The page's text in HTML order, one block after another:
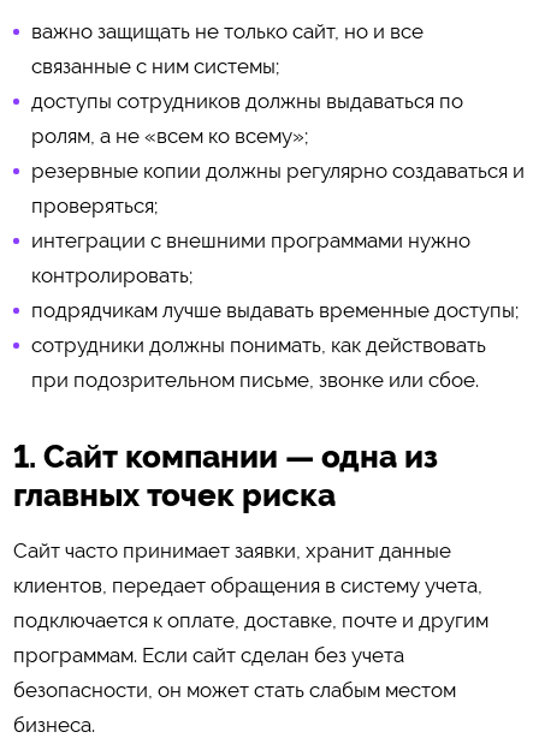
важно защищать не только сайт, но и все
связанные с ним системы;
доступы сотрудников должны выдаваться по
ролям, а не «всем ко всему»;
резервные копии должны регулярно создаваться и
проверяться;
интеграции с внешними программами нужно
контролировать;
подрядчикам лучше выдавать временные доступы;
сотрудники должны понимать, как действовать
при подозрительном письме, звонке или сбое.
1. Сайт компании — одна из
главных точек риска
Сайт часто принимает заявки, хранит данные
клиентов, передает обращения в систему учета,
подключается к оплате, доставке, почте и другим
программам. Если сайт сделан без учета
безопасности, он может стать слабым местом
бизнеса.